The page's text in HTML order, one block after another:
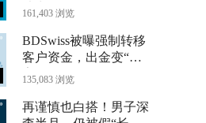
法出金
161,403 浏览
BDSwiss被曝强制转移
客户资金，出金变“数
字铜”锁仓24个月
135,083 浏览
再谨慎也白搭！男子深